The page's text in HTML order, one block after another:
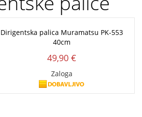
Dirigentska palica Muramatsu PK-553
40cm
49,90 €
Zaloga